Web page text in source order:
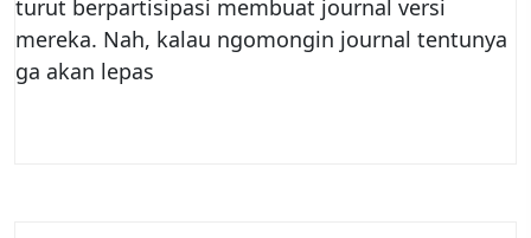
turut berpartisipasi membuat journal versi
mereka. Nah, kalau ngomongin journal tentunya
ga akan lepas